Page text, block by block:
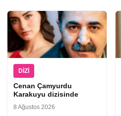
DIZI
Cenan Çamyurdu
Karakuyu dizisinde
8 Ağustos 2026